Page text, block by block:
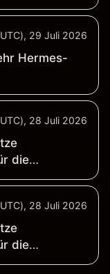
29 Juli 2026
Hermes-
28 Juli 2026
die
28 Juli 2026
die